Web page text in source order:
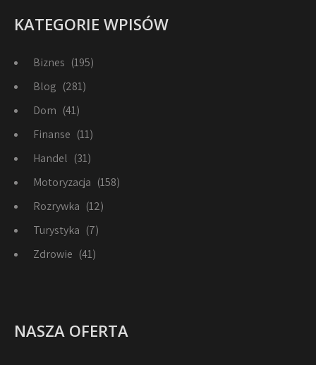
KATEGORIE WPISÓW
Biznes (195)
Blog (281)
Dom (41)
Finanse (11)
Handel (31)
Motoryzacja (158)
Rozrywka (12)
Turystyka (7)
Zdrowie (41)
NASZA OFERTA